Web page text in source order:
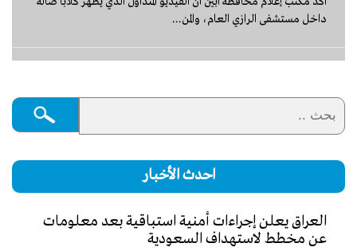
داخل مستشفى الرازي العام، والمن...
احدث الأخبار
العراق يعلن إجراءات أمنية استباقية بعد معلومات
عن مخطط لاستهداف السعودية